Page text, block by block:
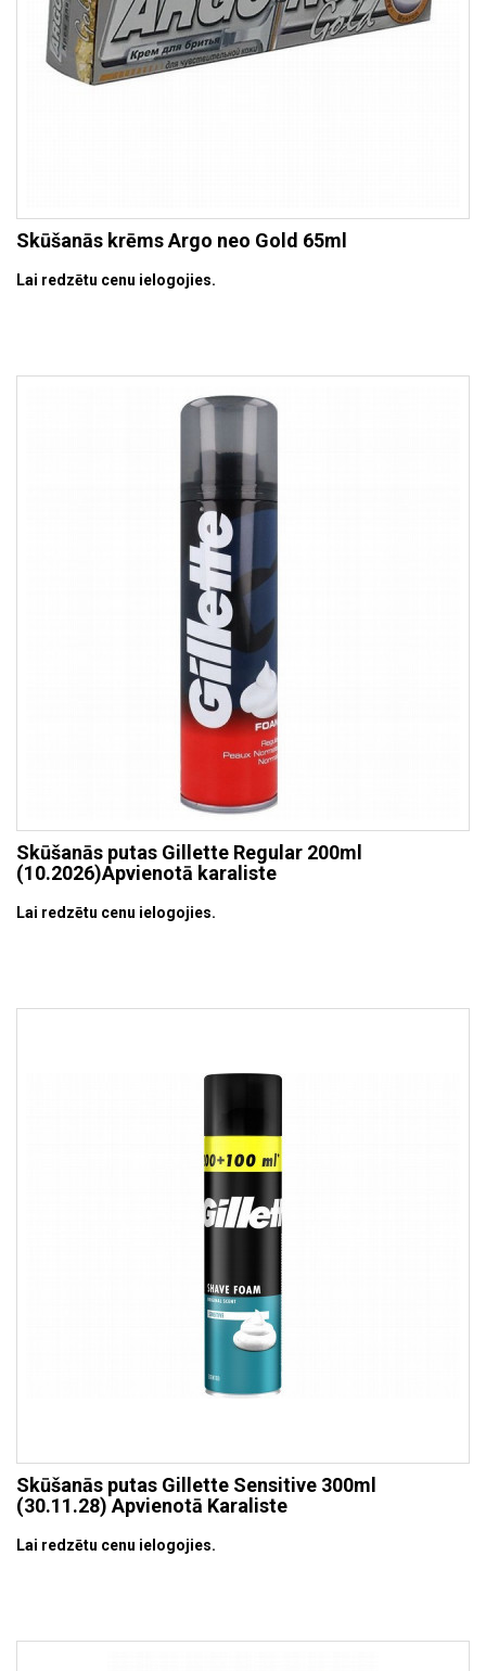
Skūšanās krēms Argo neo Gold 65ml
Lai redzētu cenu ielogojies.
Skūšanās putas Gillette Regular 200ml
(10.2026)Apvienotā karaliste
Lai redzētu cenu ielogojies.
Skūšanās putas Gillette Sensitive 300ml
(30.11.28) Apvienotā Karaliste
Lai redzētu cenu ielogojies.